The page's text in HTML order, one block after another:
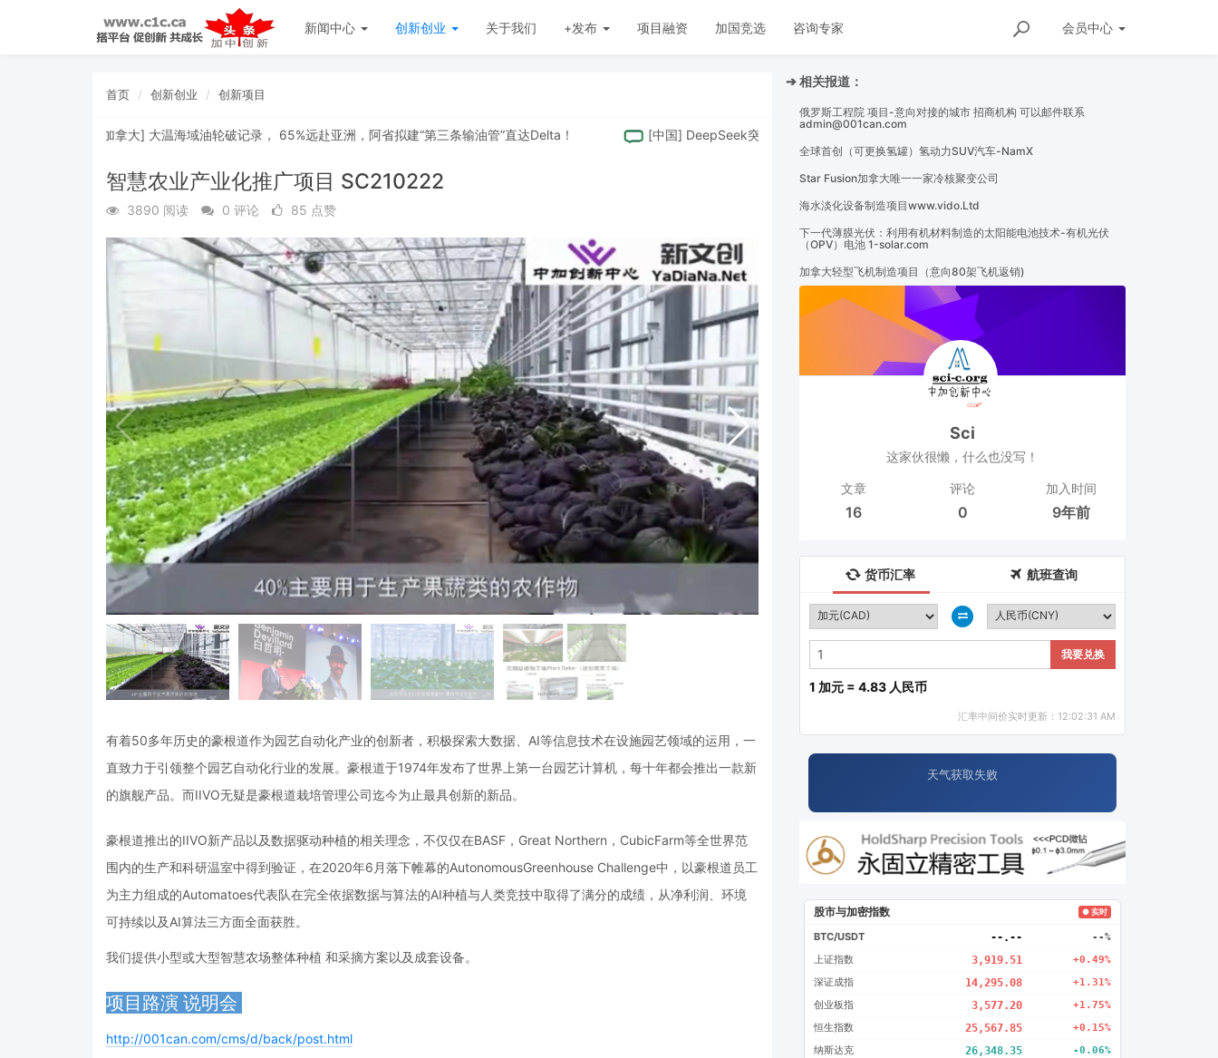
会员中心
新闻中心 创新创业 关于我们 +发布 项目融资 加国竞选 咨询专家
首页 创新创业 创新项目
加拿大] 大温海域油轮破记录， 65%远赴亚洲，阿省拟建“第三条输油管”直达Delta！ [中国] DeepSeek突然涨价，国产大模型的免费午餐彻底凉了
智慧农业产业化推广项目 SC210222
3890 阅读 0 评论 85 点赞
有着50多年历史的豪根道作为园艺自动化产业的创新者，积极探索大数据、AI等信息技术在设施园艺领域的运用，一
直致力于引领整个园艺自动化行业的发展。豪根道于1974年发布了世界上第一台园艺计算机，每十年都会推出一款新
的旗舰产品。而IIVO无疑是豪根道栽培管理公司迄今为止最具创新的新品。
豪根道推出的IIVO新产品以及数据驱动种植的相关理念，不仅仅在BASF，Great Northern，CubicFarm等全世界范
围内的生产和科研温室中得到验证，在2020年6月落下帷幕的AutonomousGreenhouse Challenge中，以豪根道员工
为主力组成的Automatoes代表队在完全依据数据与算法的AI种植与人类竞技中取得了满分的成绩，从净利润、环境
可持续以及AI算法三方面全面获胜。
我们提供小型或大型智慧农场整体种植 和采摘方案以及成套设备。
项目路演 说明会
http://001can.com/cms/d/back/post.html
➔ 相关报道：
俄罗斯工程院 项目-意向对接的城市 招商机构 可以邮件联系
admin@001can.com
全球首创（可更换氢罐）氢动力SUV汽车-NamX
Star Fusion加拿大唯一一家冷核聚变公司
海水淡化设备制造项目www.vido.Ltd
下一代薄膜光伏：利用有机材料制造的太阳能电池技术-有机光伏
（OPV）电池 1-solar.com
加拿大轻型飞机制造项目（意向80架飞机返销)
Sci
这家伙很懒，什么也没写！
文章
16
评论
0
加入时间
9年前
货币汇率 航班查询
我要兑换
1 加元 = 4.83 人民币
汇率中间价实时更新：12:02:31 AM
天气获取失败
股市与加密指数 ● 实时
BTC/USDT --.-- --%
上证指数 3,919.51 +0.49%
深证成指 14,295.08 +1.31%
创业板指 3,577.20 +1.75%
恒生指数 25,567.85 +0.15%
纳斯达克 26,348.35 -0.06%